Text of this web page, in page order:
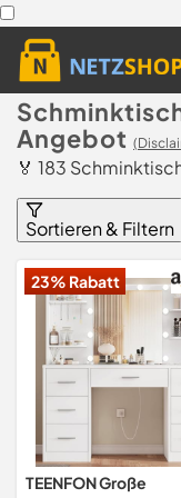
Angebot
🏅 183
Sortieren & Filtern
23% Rabatt
TEENFON Große